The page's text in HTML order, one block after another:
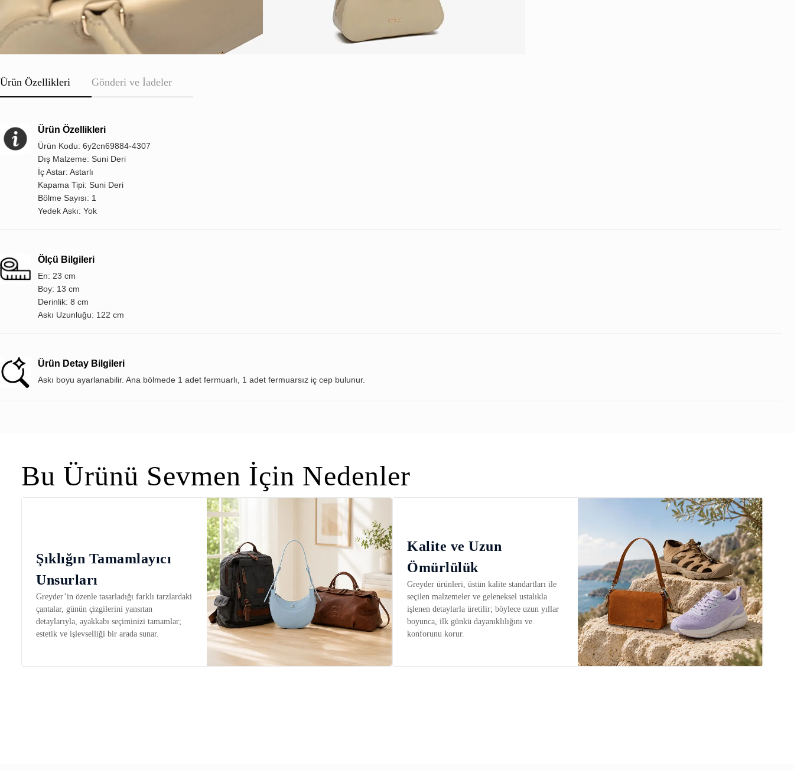
Ürün Özellikleri Gönderi ve İadeler
Ürün Özellikleri
Ürün Kodu: 6y2cn69884-4307
Dış Malzeme: Suni Deri
İç Astar: Astarlı
Kapama Tipi: Suni Deri
Bölme Sayısı: 1
Yedek Askı: Yok
Ölçü Bilgileri
En: 23 cm
Boy: 13 cm
Derinlik: 8 cm
Askı Uzunluğu: 122 cm
Ürün Detay Bilgileri
Askı boyu ayarlanabilir. Ana bölmede 1 adet fermuarlı, 1 adet fermuarsız iç cep bulunur.
Bu Ürünü Sevmen İçin Nedenler
Şıklığın Tamamlayıcı
Unsurları
Greyder’in özenle tasarladığı farklı tarzlardaki
çantalar, günün çizgilerini yansıtan
detaylarıyla, ayakkabı seçiminizi tamamlar;
estetik ve işlevselliği bir arada sunar.
Kalite ve Uzun
Ömürlülük
Greyder ürünleri, üstün kalite standartları ile
seçilen malzemeler ve geleneksel ustalıkla
işlenen detaylarla üretilir; böylece uzun yıllar
boyunca, ilk günkü dayanıklılığını ve
konforunu korur.